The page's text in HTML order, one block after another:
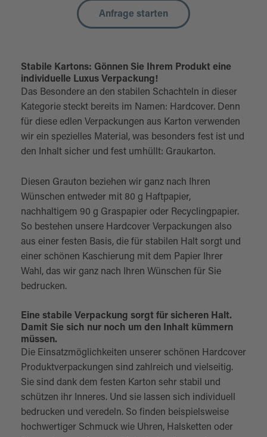
Anfrage starten
Stabile Kartons: Gönnen Sie Ihrem Produkt eine
individuelle Luxus Verpackung!
Das Besondere an den stabilen Schachteln in dieser
Kategorie steckt bereits im Namen: Hardcover. Denn
für diese edlen Verpackungen aus Karton verwenden
wir ein spezielles Material, was besonders fest ist und
den Inhalt sicher und fest umhüllt: Graukarton.
Diesen Grauton beziehen wir ganz nach Ihren
Wünschen entweder mit 80 g Haftpapier,
nachhaltigem 90 g Graspapier oder Recyclingpapier.
So bestehen unsere Hardcover Verpackungen also
aus einer festen Basis, die für stabilen Halt sorgt und
einer schönen Kaschierung mit dem Papier Ihrer
Wahl, das wir ganz nach Ihren Wünschen für Sie
bedrucken.
Eine stabile Verpackung sorgt für sicheren Halt.
Damit Sie sich nur noch um den Inhalt kümmern
müssen.
Die Einsatzmöglichkeiten unserer schönen Hardcover
Produktverpackungen sind zahlreich und vielseitig.
Sie sind dank dem festen Karton sehr stabil und
schützen ihr Inneres. Und sie lassen sich individuell
bedrucken und veredeln. So finden beispielsweise
hochwertiger Schmuck wie Uhren, Halsketten oder